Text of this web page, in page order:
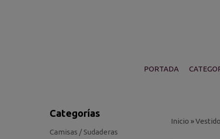
PORTADA
Categorías
Camisas / Sudaderas
Inicio »